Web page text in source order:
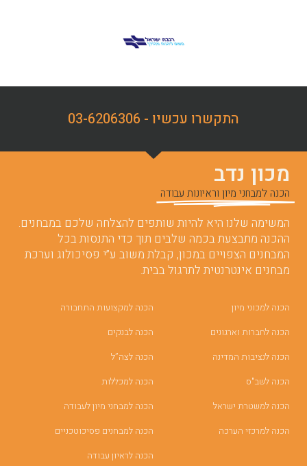
התקשרו עכשיו - 03-6206306
מכון נדב
הכנה למבחני מיון וראיונות עבודה
המשימה שלנו היא להיות שותפים להצלחה שלכם במבחנים.
ההכנה מתבצעת בכמה שלבים תוך כדי התנסות בכל
המבחנים הצפויים במכון, קבלת משוב ע”י פסיכולוג וערכת
מבחנים אינטרנטית לתרגול בבית.
הכנה למכוני מיון
הכנה לחברות וארגונים
הכנה לנציבות המדינה
הכנה לשב"ס
הכנה למשטרת ישראל
הכנה למרכזי הערכה
הכנה למקצועות התחבורה
הכנה לבנקים
הכנה לצה”ל
הכנה למכללות
הכנה למבחני מיון לעבודה
הכנה למבחנים פסיכוטכניים
הכנה לראיון עבודה